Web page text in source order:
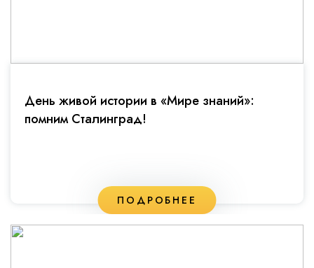
День живой истории в «Мире знаний»:
помним Сталинград!
ПОДРОБНЕЕ